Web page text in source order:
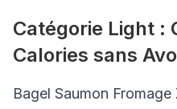
Catégorie Light :
Calories sans
Bagel Saumon